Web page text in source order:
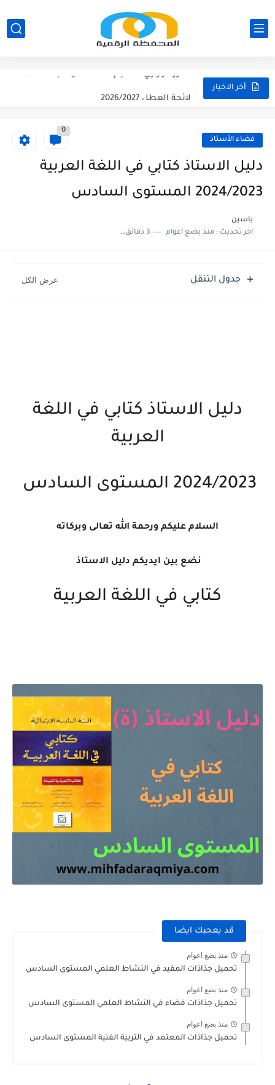
أخر الاخبار
نتائج الحركة الانتقالية الجهوية - الابتدائي 2026
امتحان الموحد الإقليمي اللغة الفرنسية لمستوى السادس 2025/2026 فضاء الأستاذ
0
دليل الاستاذ كتابي في اللغة العربية
2024/2023 المستوى السادس
ياسين
اخر تحديث :منذ بضع اعوام 3 دقائق للقراءة
جدول التنقل
دليل الاستاذ كتابي في اللغة
العربية
2024/2023 المستوى السادس
السلام عليكم ورحمة الله تعالى وبركاته
نضع بين ايديكم دليل الاستاذ
كتابي في اللغة العربية
قد يعجبك ايضا
منذ بضع اعوام
تحميل جذاذات المفيد في النشاط العلمي المستوى السادس
منذ بضع اعوام
تحميل جذاذات فضاء في النشاط العلمي المستوى السادس
منذ بضع اعوام
تحميل جذاذات المعتمد في التربية الفنية المستوى السادس